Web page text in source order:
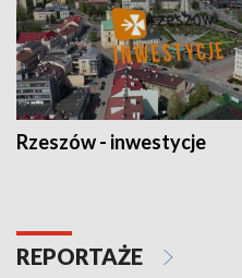
Rzeszów - inwestycje
REPORTAŻE